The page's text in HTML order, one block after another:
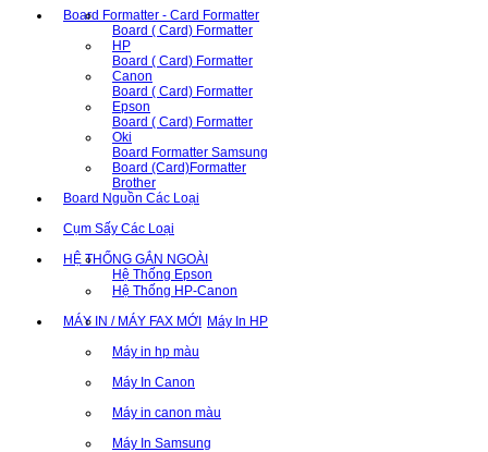
Board Formatter - Card Formatter
Board ( Card) Formatter
HP
Board ( Card) Formatter
Canon
Board ( Card) Formatter
Epson
Board ( Card) Formatter
Oki
Board Formatter Samsung
Board (Card)Formatter
Brother
Board Nguồn Các Loại
Cụm Sấy Các Loại
HỆ THỐNG GẮN NGOÀI
Hệ Thống Epson
Hệ Thống HP-Canon
MÁY IN / MÁY FAX MỚI Máy In HP
Máy in hp màu
Máy In Canon
Máy in canon màu
Máy In Samsung